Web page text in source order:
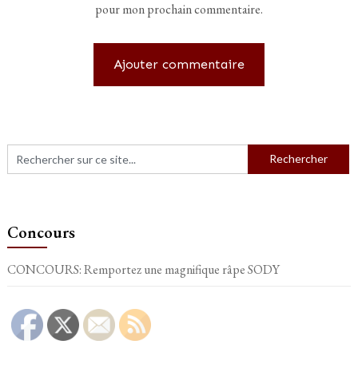
pour mon prochain commentaire.
Concours
CONCOURS: Remportez une magnifique râpe SODY